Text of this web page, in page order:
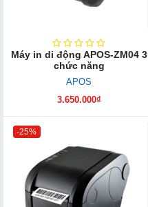
Máy in di động APOS-ZM04 3
chức năng
APOS
3.650.000₫
-25%